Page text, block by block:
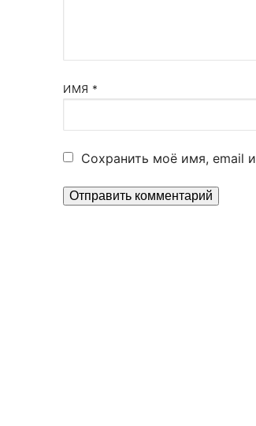
ИМЯ *
Сохранить моё имя, email